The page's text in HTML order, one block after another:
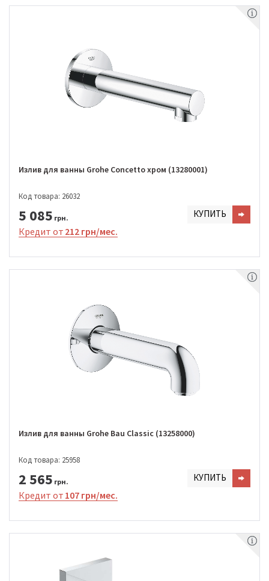
Излив для ванны Grohe Concetto хром (13280001)
Код товара: 26032
5 085 грн. КУПИТЬ
Кредит от 212 грн/мес.
Излив для ванны Grohe Bau Classic (13258000)
Код товара: 25958
2 565 грн. КУПИТЬ
Кредит от 107 грн/мес.